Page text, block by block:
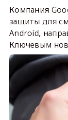
Компания
защиты для
Android,
Ключевым